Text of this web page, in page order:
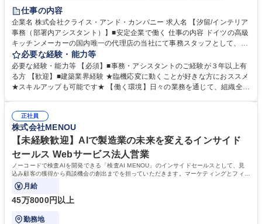
育休あり
完全週休2日制
駅近5分以内
土日祝休み
仕事の内容
企業名 株式会社クライス・アンド・カンパニー 求人名 【汐留/インテリア
事務（部署内アシスタント）】■安定企業で働く 仕事の内容 ドイツの高級
キッチンメーカーの国内唯一の代理店の当社にて事務スタッフとして、部
署内の事務業務全般をお任せいたします。 裁量を持って働いていただける
ため、スキルアップも可能です。 【部署内の事務業務全般】 ■サンプルの
仕分け・整理 ■電話応対 ■書類作成（会議資料、お客様宛請求書、支払書
類を取りまとめて経理へ提出等） ■ショールームアテンド・運営・予約業
インテリア事務（部署内アシスタント）】■安定企業で働く
必要な経験・能力等
必要な経験・能力等 【必須】■事務・アシスタントのご経験が３年以上有
る方 【歓迎】■建築業界経験 ★臨機応変に動くことが好きな方におススメ
★スキルアップも可能です★ 【働く環境】日々の業務を通じて、組織全体
ームとの協力や新しいアイデアを活かす場もあり、やりがいを感じながら
働けます。 【歓迎】 ■インテリアの業界のご経験が有る方■PCの作業に慣
れている方 学歴・資格 学歴：大学院 大学 高専 短大 専修学校 語学力： 資
格：
正社員
株式会社MENOU
【未経験歓迎】AIで製造業の未来を変えるインサイド
セールス Webサービス法人営業
ノーコードで検査AIを開発できる「検査AI MENOU」のインサイドセールスとして、見
込み顧客の獲得から商談機会の創出までを担っていただきます。マーケティングとフィー
ルドセールスをつなぐ役割として、
月給
45万8000円以上
勤務地